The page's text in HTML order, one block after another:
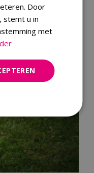
Door
stemt u in
met